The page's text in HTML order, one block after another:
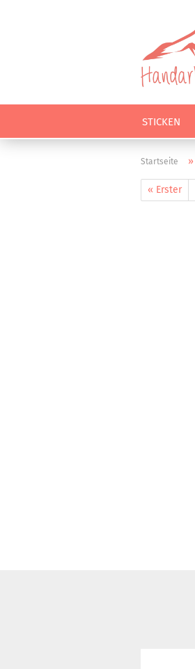
STICKEN
Startseite »
« Erster